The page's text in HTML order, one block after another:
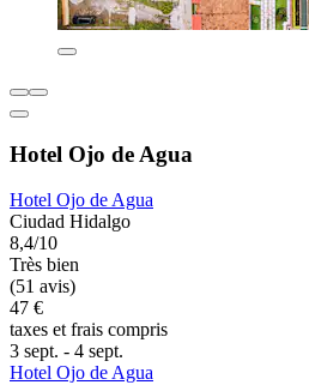
Hotel Ojo de Agua
Hotel Ojo de Agua
Ciudad Hidalgo
8,4/10
Très bien
(51 avis)
47 €
taxes et frais compris
3 sept. - 4 sept.
Hotel Ojo de Agua